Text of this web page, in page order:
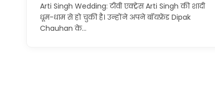
Arti Singh Wedding: टीवी एक्ट्रेस Arti Singh की शादी
धूम-धाम से हो चुकी है। उन्होंने अपने बॉयफ्रेंड Dipak
Chauhan के…